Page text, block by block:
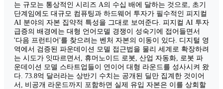
는 규모는 통상적인 시리즈 A의 수십 배에 달하는 것으로, 초기
단계임에도 대규모 컴퓨팅과 하드웨어 투자가 필수적인 피지컬
AI 분야의 자본 집약적 특성을 그대로 보여준다. 피지컬 AI 투자
급증의 배경에는 대형 언어모델 경쟁이 성숙기에 접어들면서
'다음 프런티어'를 찾으려는 벤처 자본의 이동이 있다. 디지털 영
역에서 검증된 파운데이션 모델 접근법을 물리 세계로 확장하려
는 시도가 잇따르면서, 휴머노이드 로봇, 산업 자동화, 로봇 파
운데이션 모델 스타트업들이 연이어 대형 라운드를 성사시켜 왔
다. 73.8억 달러라는 상반기 수치는 공개된 딜만 집계한 것이어
서, 비공개 라운드까지 포함하면 실제 유입 자본은 이를 상회할